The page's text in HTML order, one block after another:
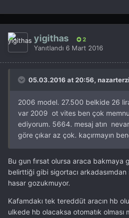
Şu ilana hafta sonu bakacağım
araçta fenada durmuyor aslında
yigithas 2
Yanıtlandı 6 Mart 2016
05.03.2016 at 20:56,
2006 model. 27.500 belkide 26
var 2009 ot vites ben çok
ediyorum. 5664. mesaj atın
göre çıkar az çok. kaçırmayın
Bu gun fırsat olursa araca bakmaya
belirttiği gibi sigortacı arkadasımdan
hasar gozukmuyor.
Kafamdakı tek tereddüt aracın hb
ulkede hb olacaksa otomatık olması